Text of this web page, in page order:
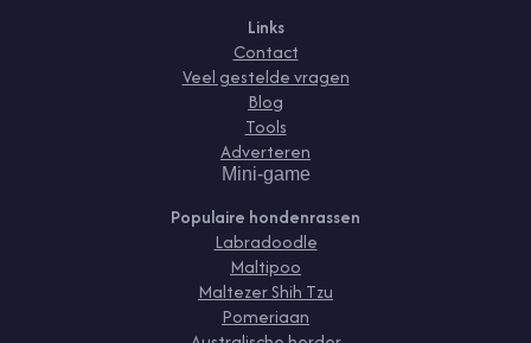
Links
Contact
Veel gestelde vragen
Blog
Tools
Adverteren
Mini-game
Populaire hondenrassen
Labradoodle
Maltipoo
Maltezer Shih Tzu
Pomeriaan